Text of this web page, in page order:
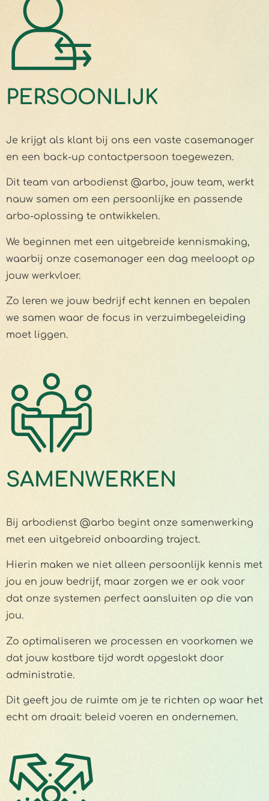
PERSOONLIJK
Je krijgt als klant bij ons een vaste casemanager
en een back-up contactpersoon toegewezen.
Dit team van arbodienst @arbo, jouw team, werkt
nauw samen om een persoonlijke en passende
arbo-oplossing te ontwikkelen.
We beginnen met een uitgebreide kennismaking,
waarbij onze casemanager een dag meeloopt op
jouw werkvloer.
Zo leren we jouw bedrijf echt kennen en bepalen
we samen waar de focus in verzuimbegeleiding
moet liggen.
SAMENWERKEN
Bij arbodienst @arbo begint onze samenwerking
met een uitgebreid onboarding traject.
Hierin maken we niet alleen persoonlijk kennis met
jou en jouw bedrijf, maar zorgen we er ook voor
dat onze systemen perfect aansluiten op die van
jou.
Zo optimaliseren we processen en voorkomen we
dat jouw kostbare tijd wordt opgeslokt door
administratie.
Dit geeft jou de ruimte om je te richten op waar het
echt om draait: beleid voeren en ondernemen.